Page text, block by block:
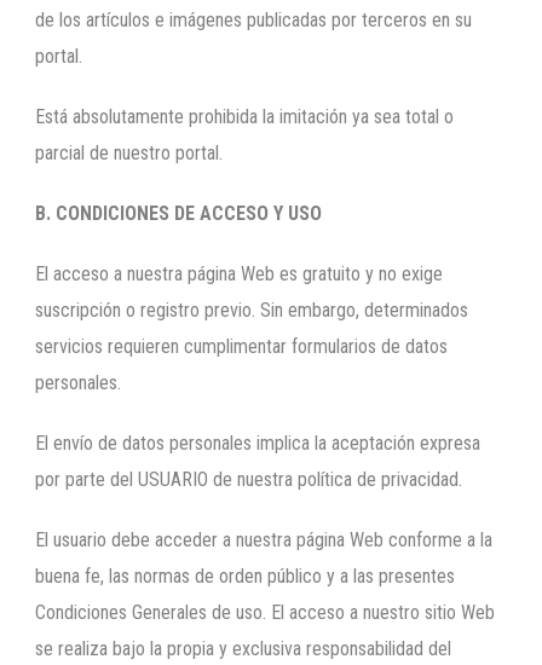
de los artículos e imágenes publicadas por terceros en su
portal.
Está absolutamente prohibida la imitación ya sea total o
parcial de nuestro portal.
B. CONDICIONES DE ACCESO Y USO
El acceso a nuestra página Web es gratuito y no exige
suscripción o registro previo. Sin embargo, determinados
servicios requieren cumplimentar formularios de datos
personales.
El envío de datos personales implica la aceptación expresa
por parte del USUARIO de nuestra política de privacidad.
El usuario debe acceder a nuestra página Web conforme a la
buena fe, las normas de orden público y a las presentes
Condiciones Generales de uso. El acceso a nuestro sitio Web
se realiza bajo la propia y exclusiva responsabilidad del